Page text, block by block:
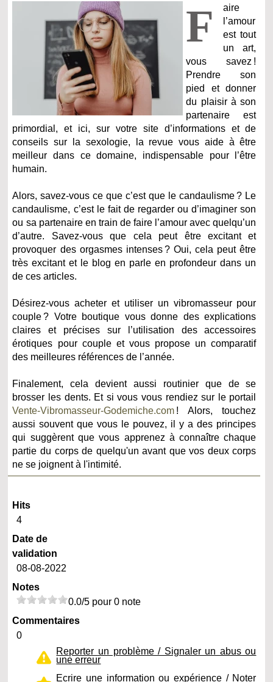
F
aire
l’amour
est tout
un art,
vous savez !
Prendre son
pied et donner
du plaisir à son
partenaire est
primordial, et ici, sur votre site d’informations et de
conseils sur la sexologie, la revue vous aide à être
meilleur dans ce domaine, indispensable pour l’être
humain.
Alors, savez-vous ce que c’est que le candaulisme ? Le
candaulisme, c’est le fait de regarder ou d’imaginer son
ou sa partenaire en train de faire l’amour avec quelqu’un
d’autre. Savez-vous que cela peut être excitant et
provoquer des orgasmes intenses ? Oui, cela peut être
très excitant et le blog en parle en profondeur dans un
de ces articles.
Désirez-vous acheter et utiliser un vibromasseur pour
couple ? Votre boutique vous donne des explications
claires et précises sur l’utilisation des accessoires
érotiques pour couple et vous propose un comparatif
des meilleures références de l’année.
Finalement, cela devient aussi routinier que de se
brosser les dents. Et si vous vous rendiez sur le portail
Vente-Vibromasseur-Godemiche.com ! Alors, touchez
aussi souvent que vous le pouvez, il y a des principes
qui suggèrent que vous apprenez à connaître chaque
partie du corps de quelqu'un avant que vos deux corps
ne se joignent à l'intimité.
Hits
4
Date de
validation
08-08-2022
Notes
0.0/5 pour 0 note
Commentaires
0
Reporter un problème / Signaler un abus ou
une erreur
Ecrire une information ou expérience / Noter